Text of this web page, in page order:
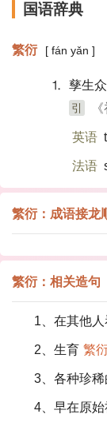
国语辞典
繁衍 [ fán yǎn ]
⒈ 孳生众
引
英语
法语
繁衍：成语接龙
繁衍：相关造句
1、在其他
2、生育 繁
3、各种珍
4、早在原